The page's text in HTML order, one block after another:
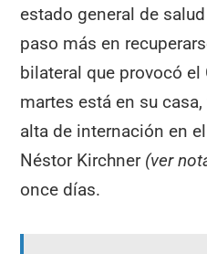
estado general de
paso más en
bilateral que provocó el
martes está en su
alta de internación en
Néstor Kirchner (ver
once días.